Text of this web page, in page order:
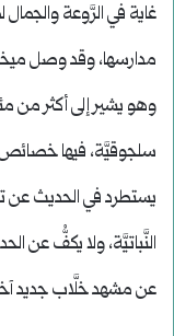
غاية في الرَّوعة
مدارسها، وقد وصل
وهو يشير إلى أكثر من
سلجوقيَّة، فيها خصائص
يستطرد في الحديث عن
النَّباتيَّة، ولا يكفُّ عن
عن مشهد خلَّاب جديد